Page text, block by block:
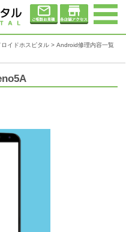
イドホスピタル > Android修理内容一覧